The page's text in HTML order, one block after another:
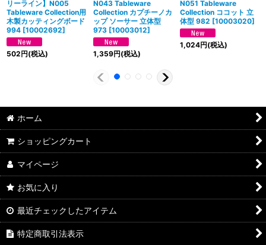
リーライン】N005
Tableware Collection用
木製カッティングボード
994 [10002692]
502円(税込)
N043 Tableware
Collection カプチーノカ
ップ ソーサー 立体型
973 [10003012]
1,359円(税込)
N051 Tableware
Collection ココット 立
体型 982 [10003020]
1,024円(税込)
ホーム
ショッピングカート
マイページ
お気に入り
最近チェックしたアイテム
特定商取引法表示